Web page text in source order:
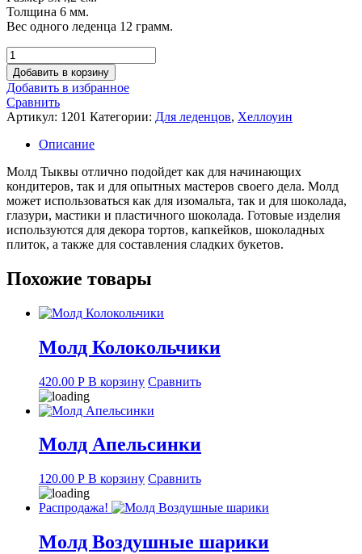
Толщина 6 мм.
Вес одного леденца 12 грамм.
Количество
товара
Молд
Тыквы
Добавить в корзину
Добавить в избранное
Сравнить
Артикул: 1201 Категории: Для леденцов, Хеллоуин
Описание
Молд Тыквы отлично подойдет как для начинающих
кондитеров, так и для опытных мастеров своего дела. Молд
может использоваться как для изомальта, так и для шоколада,
глазури, мастики и пластичного шоколада. Готовые изделия
используются для декора тортов, капкейков, шоколадных
плиток, а также для составления сладких букетов.
Похожие товары
Молд Колокольчики
420.00 Р В корзину Сравнить
Молд Апельсинки
120.00 Р В корзину Сравнить
Распродажа!
Молд Воздушные шарики